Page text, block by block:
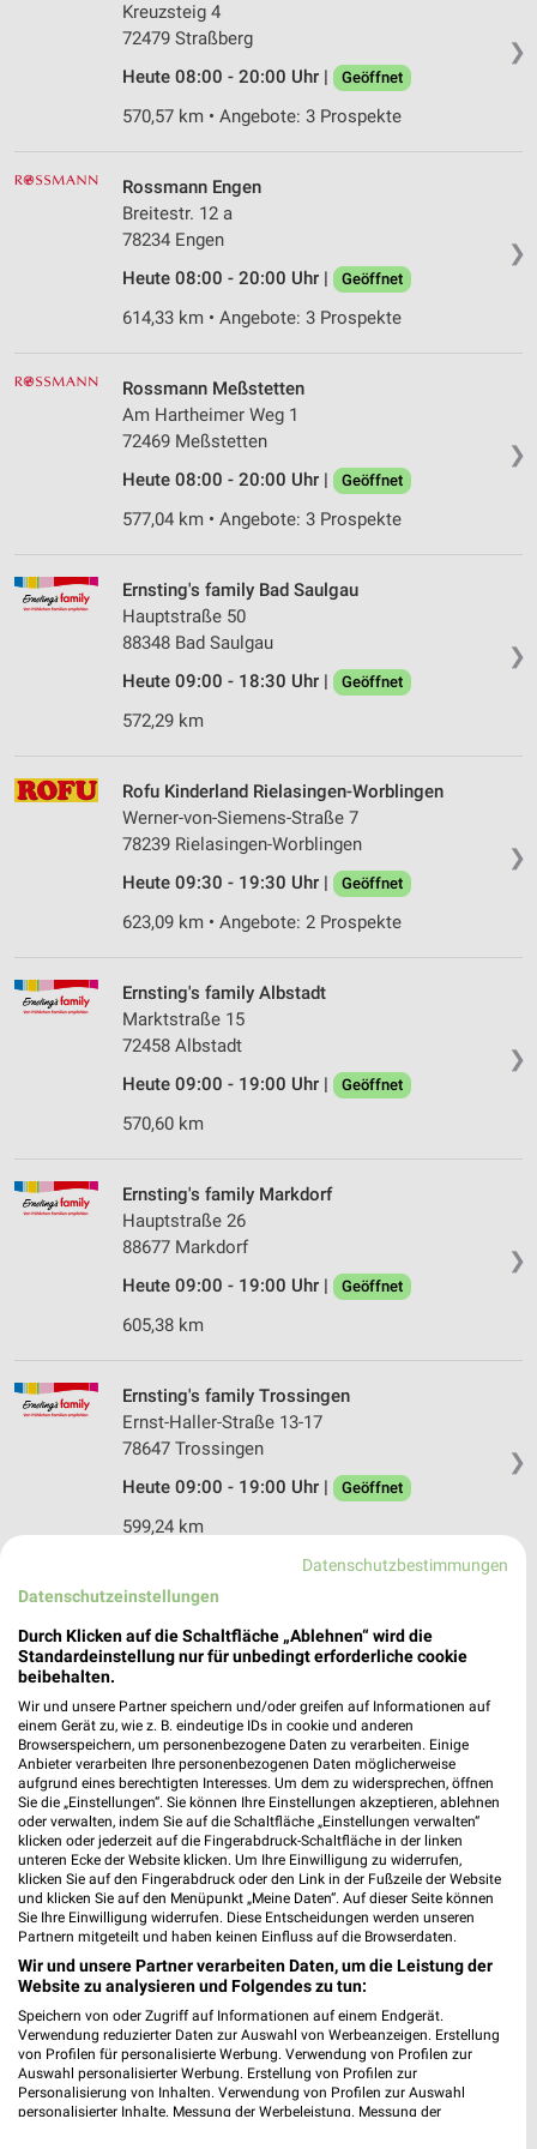
❯
Kreuzsteig 4
72479 Straßberg
Heute 08:00 - 20:00 Uhr |
Geöffnet
570,57 km • Angebote: 3 Prospekte
❯
Rossmann Engen
Breitestr. 12 a
78234 Engen
Heute 08:00 - 20:00 Uhr |
Geöffnet
614,33 km • Angebote: 3 Prospekte
❯
Rossmann Meßstetten
Am Hartheimer Weg 1
72469 Meßstetten
Heute 08:00 - 20:00 Uhr |
Geöffnet
577,04 km • Angebote: 3 Prospekte
❯
Ernsting's family Bad Saulgau
Hauptstraße 50
88348 Bad Saulgau
Heute 09:00 - 18:30 Uhr |
Geöffnet
572,29 km
❯
Rofu Kinderland Rielasingen-Worblingen
Werner-von-Siemens-Straße 7
78239 Rielasingen-Worblingen
Heute 09:30 - 19:30 Uhr |
Geöffnet
623,09 km • Angebote: 2 Prospekte
❯
Ernsting's family Albstadt
Marktstraße 15
72458 Albstadt
Heute 09:00 - 19:00 Uhr |
Geöffnet
570,60 km
❯
Ernsting's family Markdorf
Hauptstraße 26
88677 Markdorf
Heute 09:00 - 19:00 Uhr |
Geöffnet
605,38 km
❯
Ernsting's family Trossingen
Ernst-Haller-Straße 13-17
78647 Trossingen
Heute 09:00 - 19:00 Uhr |
Geöffnet
599,24 km
Ernsting's family Weingarten
Liebfrauenstraße 8
88250 Weingarten
588,56 km
Ernsting's family Friedrichshafen
Romanshorner Platz 2
88045 Friedrichshafen
Heute 09:00 - 20:00 Uhr |
Geöffnet
609,16 km
Ernsting's family Villingen-Schwenningen
Friedrich-Ebert-Straße 12-14
78054 Villingen-Schwenningen
Heute 09:00 - 19:00 Uhr | Geöffnet
Datenschutzbestimmungen
Datenschutzeinstellungen
Durch Klicken auf die Schaltfläche „Ablehnen“ wird die
Standardeinstellung nur für unbedingt erforderliche cookie
beibehalten.
Wir und unsere Partner speichern und/oder greifen auf Informationen auf
einem Gerät zu, wie z. B. eindeutige IDs in cookie und anderen
Browserspeichern, um personenbezogene Daten zu verarbeiten. Einige
Anbieter verarbeiten Ihre personenbezogenen Daten möglicherweise
aufgrund eines berechtigten Interesses. Um dem zu widersprechen, öffnen
Sie die „Einstellungen“. Sie können Ihre Einstellungen akzeptieren, ablehnen
oder verwalten, indem Sie auf die Schaltfläche „Einstellungen verwalten“
klicken oder jederzeit auf die Fingerabdruck-Schaltfläche in der linken
unteren Ecke der Website klicken. Um Ihre Einwilligung zu widerrufen,
klicken Sie auf den Fingerabdruck oder den Link in der Fußzeile der Website
und klicken Sie auf den Menüpunkt „Meine Daten“. Auf dieser Seite können
Sie Ihre Einwilligung widerrufen. Diese Entscheidungen werden unseren
Partnern mitgeteilt und haben keinen Einfluss auf die Browserdaten.
Wir und unsere Partner verarbeiten Daten, um die Leistung der
Website zu analysieren und Folgendes zu tun:
Speichern von oder Zugriff auf Informationen auf einem Endgerät.
Verwendung reduzierter Daten zur Auswahl von Werbeanzeigen. Erstellung
von Profilen für personalisierte Werbung. Verwendung von Profilen zur
Auswahl personalisierter Werbung. Erstellung von Profilen zur
Personalisierung von Inhalten. Verwendung von Profilen zur Auswahl
personalisierter Inhalte. Messung der Werbeleistung. Messung der